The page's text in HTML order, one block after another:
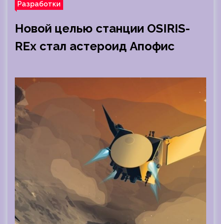
Разработки
Новой целью станции OSIRIS-
REx стал астероид Апофис